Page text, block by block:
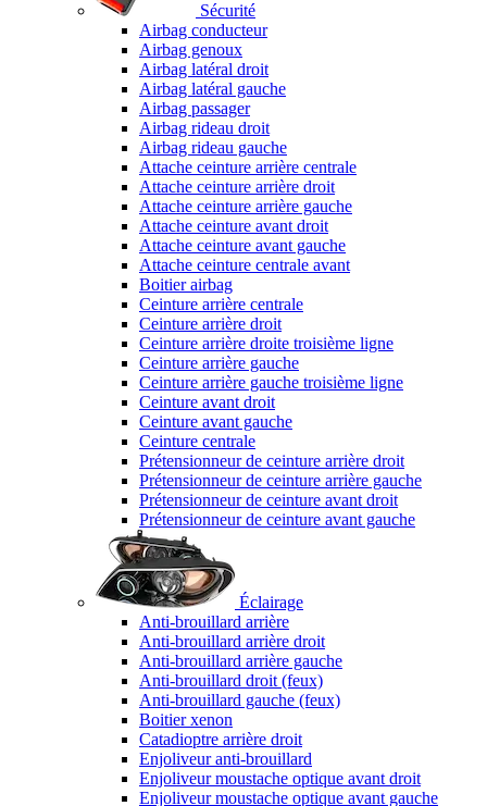
Sécurité
Airbag conducteur
Airbag genoux
Airbag latéral droit
Airbag latéral gauche
Airbag passager
Airbag rideau droit
Airbag rideau gauche
Attache ceinture arrière centrale
Attache ceinture arrière droit
Attache ceinture arrière gauche
Attache ceinture avant droit
Attache ceinture avant gauche
Attache ceinture centrale avant
Boitier airbag
Ceinture arrière centrale
Ceinture arrière droit
Ceinture arrière droite troisième ligne
Ceinture arrière gauche
Ceinture arrière gauche troisième ligne
Ceinture avant droit
Ceinture avant gauche
Ceinture centrale
Prétensionneur de ceinture arrière droit
Prétensionneur de ceinture arrière gauche
Prétensionneur de ceinture avant droit
Prétensionneur de ceinture avant gauche
Éclairage
Anti-brouillard arrière
Anti-brouillard arrière droit
Anti-brouillard arrière gauche
Anti-brouillard droit (feux)
Anti-brouillard gauche (feux)
Boitier xenon
Catadioptre arrière droit
Enjoliveur anti-brouillard
Enjoliveur moustache optique avant droit
Enjoliveur moustache optique avant gauche